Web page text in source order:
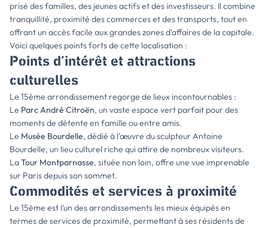
prisé des familles, des jeunes actifs et des investisseurs. Il combine
tranquillité, proximité des commerces et des transports, tout en
offrant un accès facile aux grandes zones d’affaires de la capitale.
Voici quelques points forts de cette localisation :
Points d’intérêt et attractions
culturelles
Le 15ème arrondissement regorge de lieux incontournables :
Le Parc André Citroën, un vaste espace vert parfait pour des
moments de détente en famille ou entre amis.
Le Musée Bourdelle, dédié à l’œuvre du sculpteur Antoine
Bourdelle, un lieu culturel riche qui attire de nombreux visiteurs.
LaTour Montparnasse, située non loin, offre une vue imprenable
sur Paris depuis son sommet.
Commodités et services à proximité
Le 15ème est l’un des arrondissements les mieux équipés en
termes de services de proximité, permettant à ses résidents de